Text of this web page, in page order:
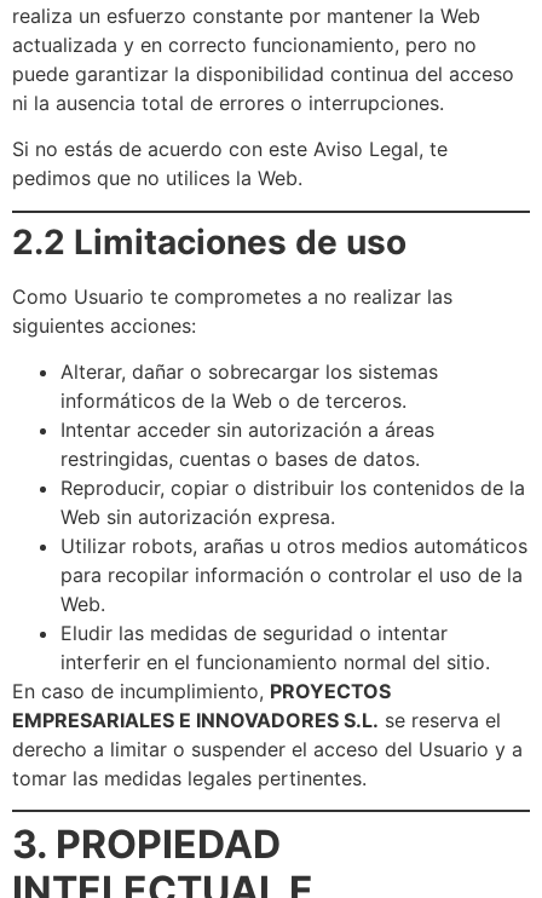
realiza un esfuerzo constante por mantener la Web
actualizada y en correcto funcionamiento, pero no
puede garantizar la disponibilidad continua del acceso
ni la ausencia total de errores o interrupciones.
Si no estás de acuerdo con este Aviso Legal, te
pedimos que no utilices la Web.
2.2 Limitaciones de uso
Como Usuario te comprometes a no realizar las
siguientes acciones:
Alterar, dañar o sobrecargar los sistemas
informáticos de la Web o de terceros.
Intentar acceder sin autorización a áreas
restringidas, cuentas o bases de datos.
Reproducir, copiar o distribuir los contenidos de la
Web sin autorización expresa.
Utilizar robots, arañas u otros medios automáticos
para recopilar información o controlar el uso de la
Web.
Eludir las medidas de seguridad o intentar
interferir en el funcionamiento normal del sitio.
En caso de incumplimiento, PROYECTOS
EMPRESARIALES E INNOVADORES S.L. se reserva el
derecho a limitar o suspender el acceso del Usuario y a
tomar las medidas legales pertinentes.
3. PROPIEDAD